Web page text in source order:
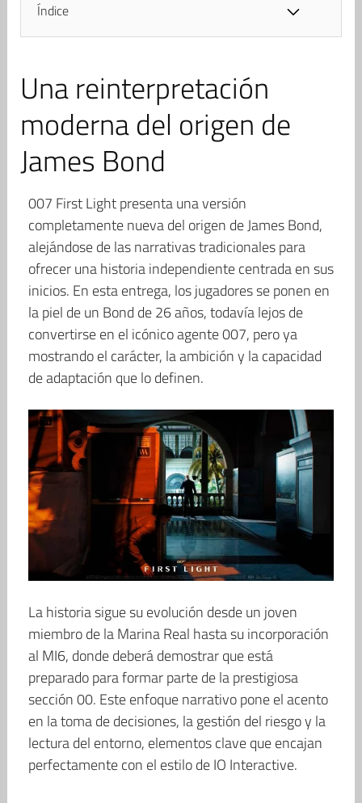
Índice
Una reinterpretación
moderna del origen de
James Bond
007 First Light presenta una versión
completamente nueva del origen de James Bond,
alejándose de las narrativas tradicionales para
ofrecer una historia independiente centrada en sus
inicios. En esta entrega, los jugadores se ponen en
la piel de un Bond de 26 años, todavía lejos de
convertirse en el icónico agente 007, pero ya
mostrando el carácter, la ambición y la capacidad
de adaptación que lo definen.
La historia sigue su evolución desde un joven
miembro de la Marina Real hasta su incorporación
al MI6, donde deberá demostrar que está
preparado para formar parte de la prestigiosa
sección 00. Este enfoque narrativo pone el acento
en la toma de decisiones, la gestión del riesgo y la
lectura del entorno, elementos clave que encajan
perfectamente con el estilo de IO Interactive.